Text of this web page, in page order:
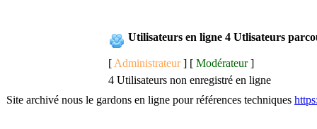
Utilisateurs en ligne 4 Utlisateurs
[ Administrateur] [ Modérateur]
4 Utilisateurs non enregistré en ligne
Site archivé nous le gardons en ligne pour références techniques